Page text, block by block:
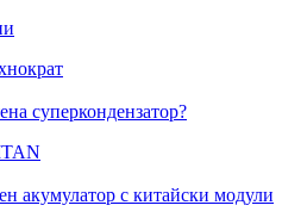
суперкондензатор?
акумулатор с китайски модули